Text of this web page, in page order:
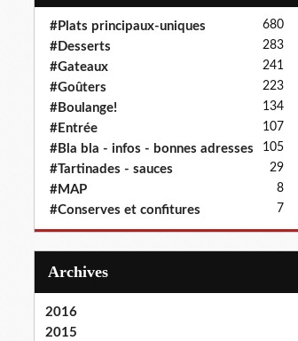
#Plats principaux-uniques 680
#Desserts 283
#Gateaux 241
#Goûters 223
#Boulange! 134
#Entrée 107
#Bla bla - infos - bonnes adresses 105
#Tartinades - sauces 29
#MAP 8
#Conserves et confitures 7
Archives
2016
2015